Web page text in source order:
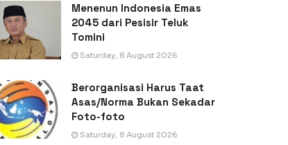
Menenun Indonesia Emas
2045 dari Pesisir Teluk
Tomini
Saturday, 8 August 2026
Berorganisasi Harus Taat
Asas/Norma Bukan Sekadar
Foto-foto
Saturday, 8 August 2026